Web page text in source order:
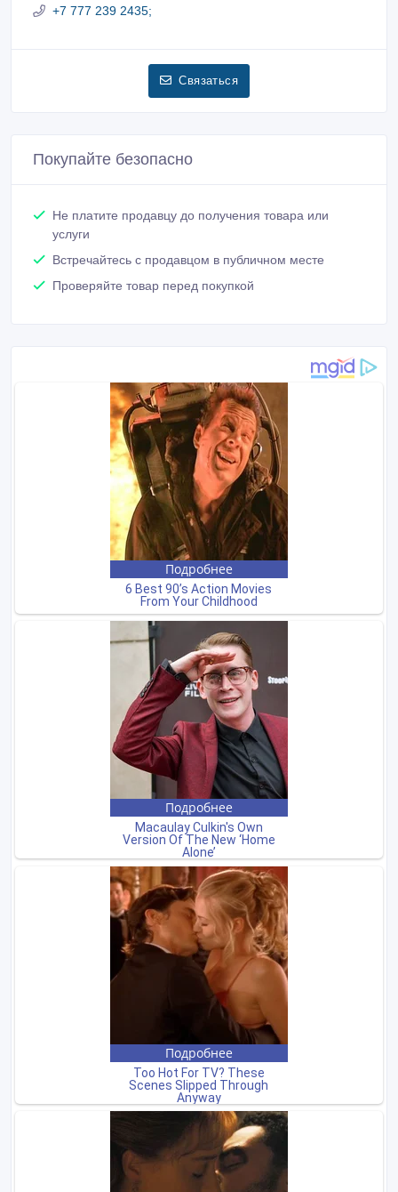
+7 777 239 2435;
Связаться
Покупайте безопасно
Не платите продавцу до получения товара или
услуги
Встречайтесь с продавцом в публичном месте
Проверяйте товар перед покупкой